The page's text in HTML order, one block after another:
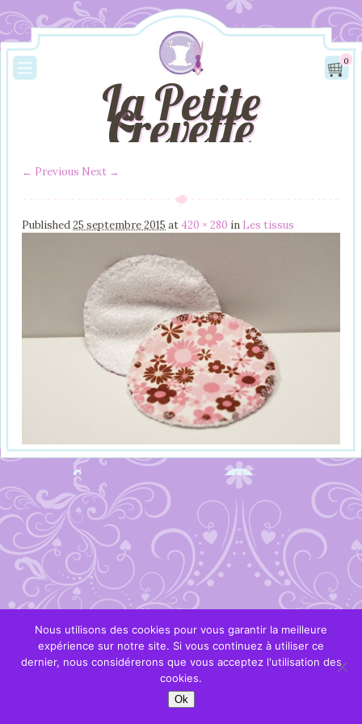
La Petite
Crevette
0
← Previous Next →
Published25 septembre 2015 at420 × 280 in Les tissus
Nous utilisons des cookies pour vous garantir la meilleure
expérience sur notre site. Si vous continuez à utiliser ce
dernier, nous considérerons que vous acceptez l'utilisation des
cookies.
Ok